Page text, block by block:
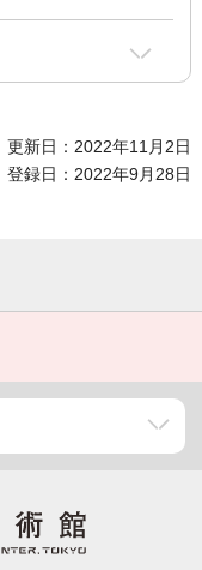
更新日：2022年11月2日
登録日：2022年9月28日